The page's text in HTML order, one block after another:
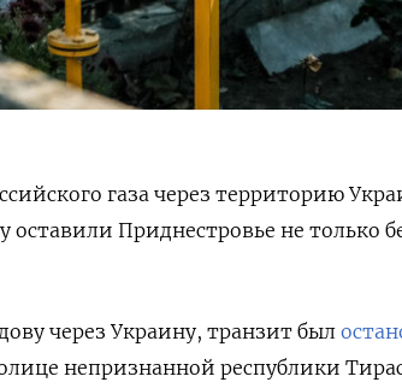
газа через территорию
оставили Приднестровье не только
через Украину, транзит был
непризнанной республики